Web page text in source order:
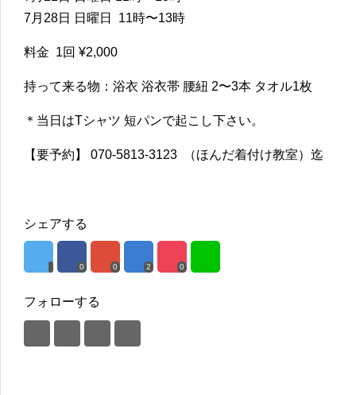
7月28日 日曜日 11時〜13時
料金 1回 ¥2,000
持って来る物：浴衣 浴衣帯 腰紐 2〜3本 タオル1枚
＊当日はTシャツ 短パンで起こし下さい。
【要予約】 070-5813-3123 （ほんだ着付け教室）迄
シェアする
0 0 2 0
フォローする